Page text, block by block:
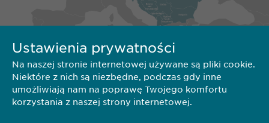
Ustawienia prywatności
Na naszej stronie internetowej używane są pliki cookie.
Niektóre z nich są niezbędne, podczas gdy inne
umożliwiają nam na poprawę Twojego komfortu
korzystania z naszej strony internetowej.